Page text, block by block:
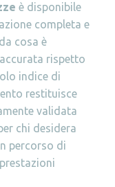
è disponibile
completa e
cosa è
rispetto
indice di
restituisce
validata
chi desidera
percorso di